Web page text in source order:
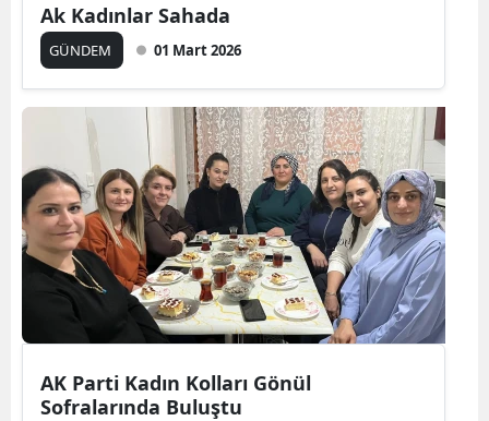
Ak Kadınlar Sahada
GÜNDEM 01 Mart 2026
AK Parti Kadın Kolları Gönül
Sofralarında Buluştu